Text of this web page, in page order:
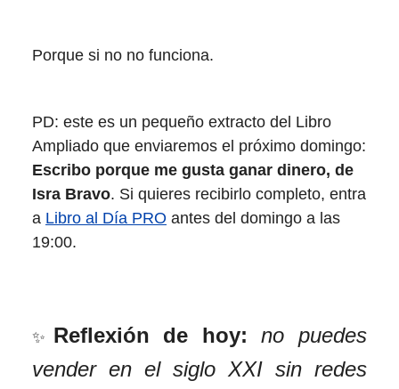
Porque si no no funciona.
PD: este es un pequeño extracto del Libro
Ampliado que enviaremos el próximo domingo:
Escribo porque me gusta ganar dinero, de
Isra Bravo. Si quieres recibirlo completo, entra
a Libro al Día PRO antes del domingo a las
19:00.
✨ Reflexión de hoy:no puedes
vender en el siglo XXI sin redes